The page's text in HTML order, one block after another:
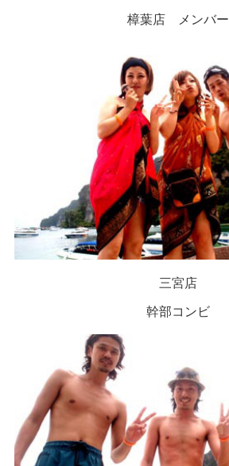
樟葉店 メンバー
三宮店
幹部コンビ